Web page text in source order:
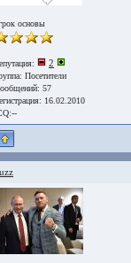
основы
2
Посетители
57
16.02.2010